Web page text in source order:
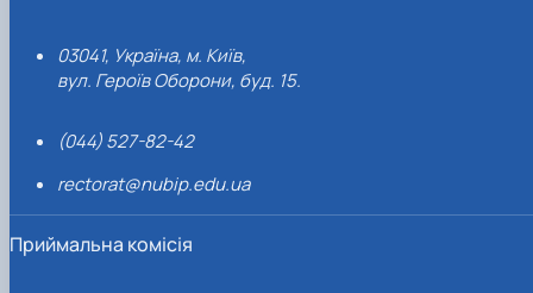
03041, Україна, м. Київ,
вул. Героїв Оборони, буд. 15.
(044) 527-82-42
rectorat@nubip.edu.ua
Приймальна комісія